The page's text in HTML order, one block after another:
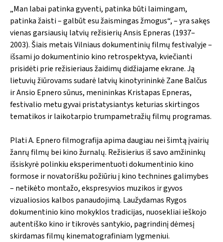
„Man labai patinka gyventi, patinka būti laimingam,
patinka žaisti – galbūt esu žaismingas žmogus“, – yra sakęs
vienas garsiausių latvių režisierių Ansis Epneras (1937–
2003). Šiais metais Vilniaus dokumentinių filmų festivalyje –
išsami jo dokumentinio kino retrospektyva, kviečianti
prisidėti prie režisieriaus žaidimų didžiajame ekrane. Ją
lietuvių žiūrovams sudarė latvių kinotyrininkė Zane Balčus
ir Ansio Epnero sūnus, menininkas Kristapas Epneras,
festivalio metu gyvai pristatysiantys keturias skirtingos
tematikos ir laikotarpio trumpametražių filmų programas.
Plati A. Epnero filmografija apima daugiau nei šimtą įvairių
žanrų filmų bei kino žurnalų. Režisierius iš savo amžininkų
išsiskyrė polinkiu eksperimentuoti dokumentinio kino
formose ir novatorišku požiūriu į kino technines galimybes
– netikėto montažo, ekspresyvios muzikos ir gyvos
vizualiosios kalbos panaudojimą. Laužydamas Rygos
dokumentinio kino mokyklos tradicijas, nuosekliai ieškojo
autentiško kino ir tikrovės santykio, pagrindinį dėmesį
skirdamas filmų kinematografiniam lygmeniui.